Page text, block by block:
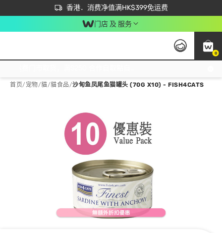
香港．消费净值满HK$399免运费
立即成为易赏钱会员尽享独家优惠
首次APP下单买满$450 输入 NEWAPP 即减$50
门店 及 服务
0
首页/ 宠物/貓/貓食品/沙甸鱼凤尾鱼猫罐头 (70G X10) - FISH4CATS